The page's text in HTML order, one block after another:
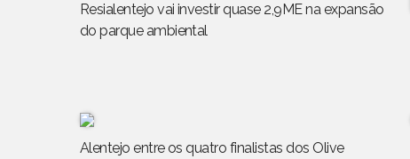
Resialentejo vai investir quase 2,9ME na expansão
do parque ambiental
Alentejo entre os quatro finalistas dos Olive